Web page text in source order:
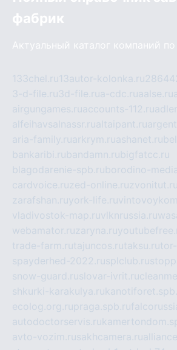
фабрик
Актуальный каталог компаний
133chel.ru13autor-kolonka.ru
3-d-file.ru3d-file.rua-cdc.ruaalse.ru
airgungames.ruaccounts-112.ru
alfeihavsalnassr.rualtaipant.ru
aria-family.ruarkrym.ruashanet.ru
bankaribi.rubandamn.rubigfatcc.ru
blagodarenie-spb.ruborodino-
cardvoice.ruzed-online.ruzvonitut.ru
zarafshan.ruyork-life.ru
vladivostok-map.ruvlknrussia.ru
webamator.ruzaryna.ru
trade-farm.rutajuncos.rutaksu.ru
spayderhed-2022.rusplclub.ru
snow-guard.ruslovar-ivrit.ru
shkurki-karakulya.ru
ecolog.org.rupraga.spb.ru
autodoctorservis.ru
avto-vozim.rusakhcamera.ru